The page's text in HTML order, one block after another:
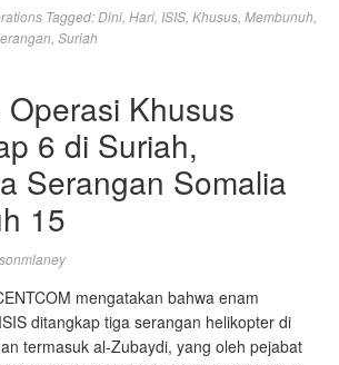
Tagged:Dini Hari ISIS Khusus Membunuh
Suriah
Khusus
6 di Suriah,
Serangan Somalia
15
mengatakan bahwa enam
ditangkap tiga serangan helikopter di
termasuk al-Zubaydi, yang oleh pejabat